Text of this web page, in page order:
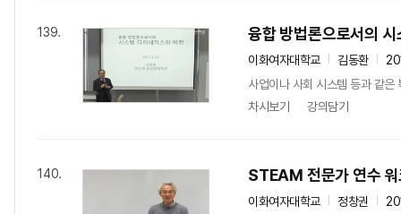
139. 융합 방법론으로서의
이화여자대학교 김동환
사업이나 사회 시스템 등과 같
차시보기
강의담기
140. STEAM 전문가 연수
이화여자대학교 정창권